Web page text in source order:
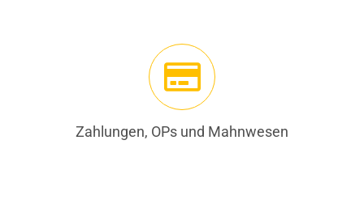
Zahlungen, OPs und Mahnwesen